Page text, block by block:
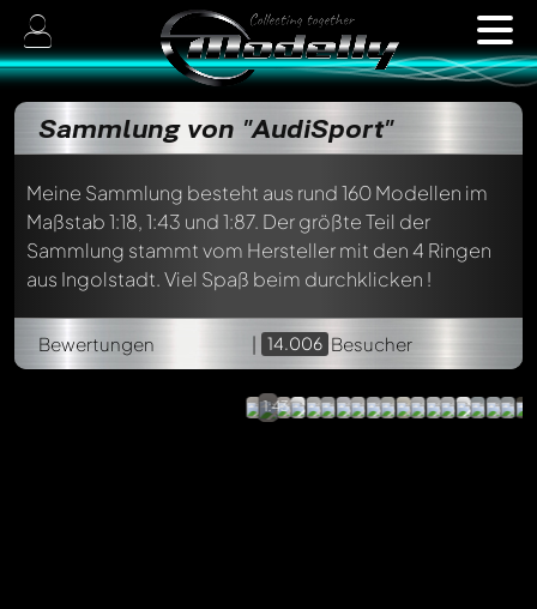
Sammlung von "AudiSport"
Meine Sammlung besteht aus rund 160 Modellen im
Maßstab 1:18, 1:43 und 1:87. Der größte Teil der
Sammlung stammt vom Hersteller mit den 4 Ringen
aus Ingolstadt. Viel Spaß beim durchklicken !
Bewertungen | 14.006 Besucher
908
HDi
1:43